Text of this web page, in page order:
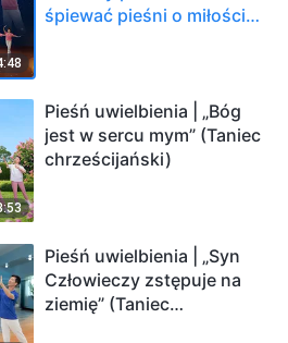
śpiewać pieśni o miłości
Pieśń uwielbienia | „Bóg
jest w sercu mym” (Taniec
chrześcijański)
Pieśń uwielbienia | „Syn
Człowieczy zstępuje na
ziemię” (Taniec